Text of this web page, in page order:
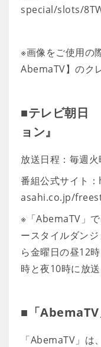
special/slots/
※画像をご使用の
AbemaTV】のク
■テレビ朝日
ョン』
放送日程：毎週
番組公式サイト
asahi.co.jp/
※「AbemaTV」
ースタイルダン
ら金曜日の昼12
時と夜10時に放送
■「AbemaTV
「AbemaTV」は